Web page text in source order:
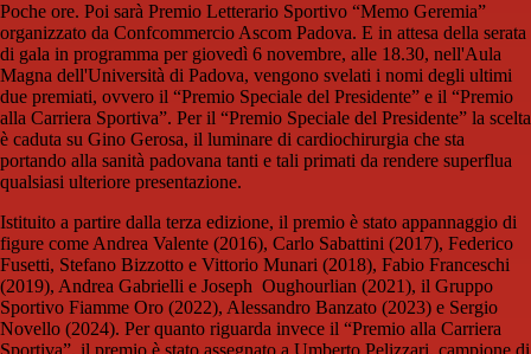
Poche ore. Poi sarà Premio Letterario Sportivo “Memo Geremia”
organizzato da Confcommercio Ascom Padova. E in attesa della serata
di gala in programma per giovedì 6 novembre, alle 18.30, nell'Aula
Magna dell'Università di Padova, vengono svelati i nomi degli ultimi
due premiati, ovvero il “Premio Speciale del Presidente” e il “Premio
alla Carriera Sportiva”. Per il “Premio Speciale del Presidente” la scelta
è caduta su Gino Gerosa, il luminare di cardiochirurgia che sta
portando alla sanità padovana tanti e tali primati da rendere superflua
qualsiasi ulteriore presentazione.
Istituito a partire dalla terza edizione, il premio è stato appannaggio di
figure come Andrea Valente (2016), Carlo Sabattini (2017), Federico
Fusetti, Stefano Bizzotto e Vittorio Munari (2018), Fabio Franceschi
(2019), Andrea Gabrielli e Joseph Oughourlian (2021), il Gruppo
Sportivo Fiamme Oro (2022), Alessandro Banzato (2023) e Sergio
Novello (2024). Per quanto riguarda invece il “Premio alla Carriera
Sportiva”, il premio è stato assegnato a Umberto Pelizzari, campione di